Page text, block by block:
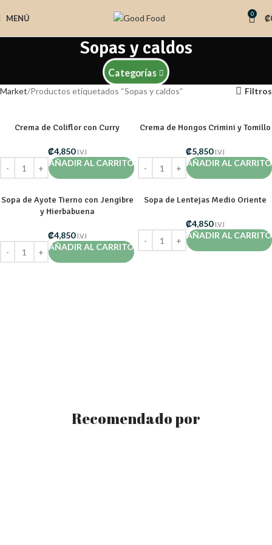
MENÚ 0 ₡
Sopas y caldos
Categorías
Market Productos etiquetados “Sopas y caldos” Filtros
Crema de Coliflor con Curry
₡4,850 I.V.I
AÑADIR AL CARRITO
Crema de Hongos Crimini y Tomillo
₡5,850 I.V.I
AÑADIR AL CARRITO
Sopa de Ayote Tierno con Jengibre
y Hierbabuena
₡4,850 I.V.I
AÑADIR AL CARRITO
Sopa de Lentejas Medio Oriente
₡4,850 I.V.I
AÑADIR AL CARRITO
Recomendado por